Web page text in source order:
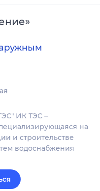
»
ИК ТЭС –
на
и строительстве
водоснабжения